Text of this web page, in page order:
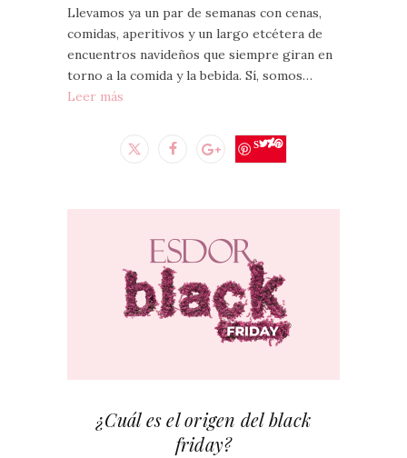
Llevamos ya un par de semanas con cenas,
comidas, aperitivos y un largo etcétera de
encuentros navideños que siempre giran en
torno a la comida y la bebida. Sí, somos…
Leer más
Save
¿Cuál es el origen del black
friday?